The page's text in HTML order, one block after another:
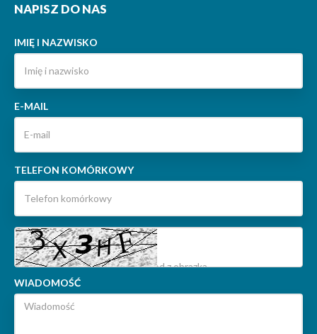
NAPISZ DO NAS
IMIĘ I NAZWISKO
E-MAIL
TELEFON KOMÓRKOWY
WIADOMOŚĆ